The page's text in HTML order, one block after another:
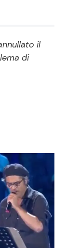
Ricette
Cucina
il
di